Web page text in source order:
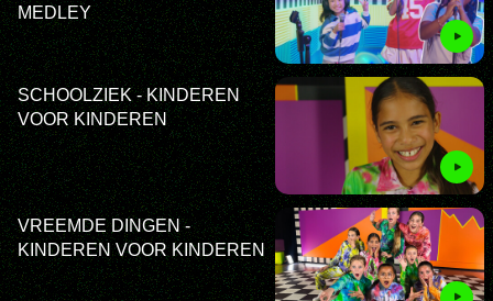
MEDLEY
SCHOOLZIEK - KINDEREN
VOOR KINDEREN
VREEMDE DINGEN -
KINDEREN VOOR KINDEREN